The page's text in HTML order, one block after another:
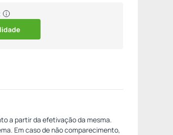
a partir da efetivação da mesma.
Em caso de não comparecimento,